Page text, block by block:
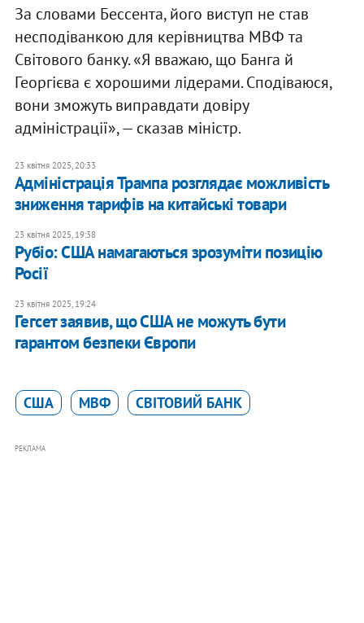
За словами Бессента, його виступ не став
несподіванкою для керівництва МВФ та
Світового банку. «Я вважаю, що Банга й
Георгієва є хорошими лідерами. Сподіваюся,
вони зможуть виправдати довіру
адміністрації», — сказав міністр.
23 квітня 2025, 20:33
Адміністрація Трампа розглядає можливість
зниження тарифів на китайські товари
23 квітня 2025, 19:38
Рубіо: США намагаються зрозуміти позицію
Росії
23 квітня 2025, 19:24
Гегсет заявив, що США не можуть бути
гарантом безпеки Європи
США МВФ СВІТОВИЙ БАНК
РЕКЛАМА